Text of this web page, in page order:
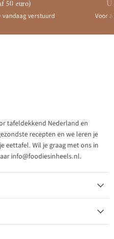
50 euro)
vandaag verstuurd Voor
tafeldekkend Nederland en
recepten en we leren je
eettafel. Wil je graag met ons in
info@foodiesinheels.nl.